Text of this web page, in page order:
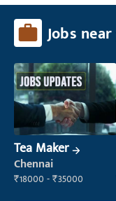
Jobs
Tea Maker
Chennai
₹18000 - ₹35000